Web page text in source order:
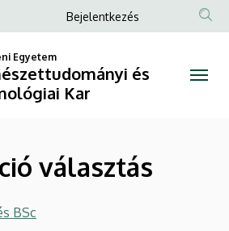
Anonim
fiók
menüje
Bejelentkezés
Egyetem
és
Kar
választás
BSc